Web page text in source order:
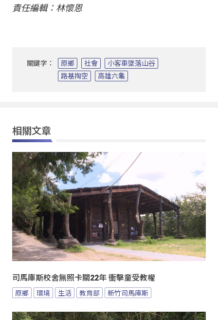
責任編輯：林懷恩
關鍵字： 原鄉 社會
小客車墜落山谷
路基掏空
高雄六龜
相關文章
司馬庫斯校舍無照卡關22年 衝擊童受教權
原鄉 環境 生活 教育部 新竹司馬庫斯